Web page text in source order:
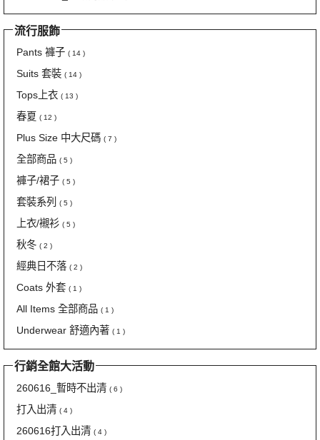
流行服飾
Pants 褲子 ( 14 )
Suits 套裝 ( 14 )
Tops上衣 ( 13 )
春夏 ( 12 )
Plus Size 中大尺碼 ( 7 )
全部商品 ( 5 )
褲子/裙子 ( 5 )
套裝系列 ( 5 )
上衣/襯衫 ( 5 )
秋冬 ( 2 )
經典日不落 ( 2 )
Coats 外套 ( 1 )
All Items 全部商品 ( 1 )
Underwear 舒適內著 ( 1 )
行銷全館大活動
260616_暫時不出清 ( 6 )
打入出清 ( 4 )
260616打入出清 ( 4 )